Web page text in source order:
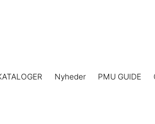
Nyheder PMU GUIDE